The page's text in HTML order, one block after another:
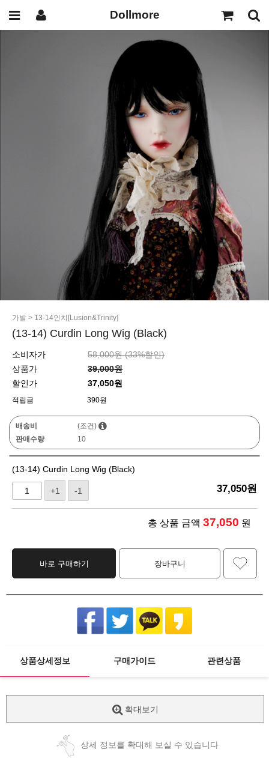
Dollmore
가발 > 13-14인치[Lusion&Trinity]
(13-14) Curdin Long Wig (Black)
소비자가 58,000원 (33%할인)
상품가
39,000원
할인가
37,050원
적립금 390원
배송비
(조건)
판매수량
10
(13-14) Curdin Long Wig (Black)
+1 -1 37,050원
총 상품 금액 37,050 원
바로 구매하기 장바구니
상품상세정보 구매가이드 관련상품
확대보기
상세 정보를 확대해 보실 수 있습니다